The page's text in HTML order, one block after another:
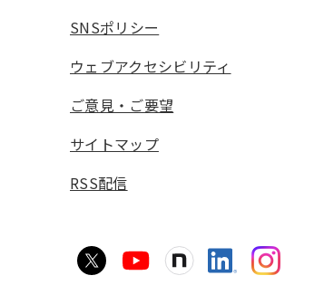
SNSポリシー
ウェブアクセシビリティ
ご意見・ご要望
サイトマップ
RSS配信